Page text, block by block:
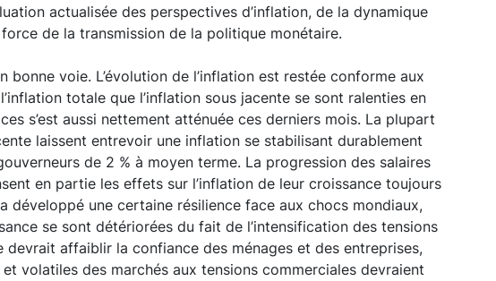
actualisée des perspectives d’inflation, de la dynamique
de la transmission de la politique monétaire.
bonne voie. L’évolution de l’inflation est restée conforme aux
totale que l’inflation sous jacente se sont ralenties en
s’est aussi nettement atténuée ces derniers mois. La plupart
laissent entrevoir une inflation se stabilisant durablement
de 2 % à moyen terme. La progression des salaires
en partie les effets sur l’inflation de leur croissance toujours
développé une certaine résilience face aux chocs mondiaux,
se sont détériorées du fait de l’intensification des tensions
devrait affaiblir la confiance des ménages et des entreprises,
volatiles des marchés aux tensions commerciales devraient